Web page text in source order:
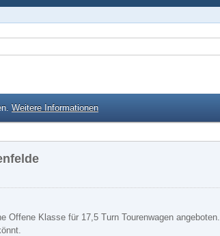
Weitere Informationen
Klasse für 17,5 Turn Tourenwagen angeboten.